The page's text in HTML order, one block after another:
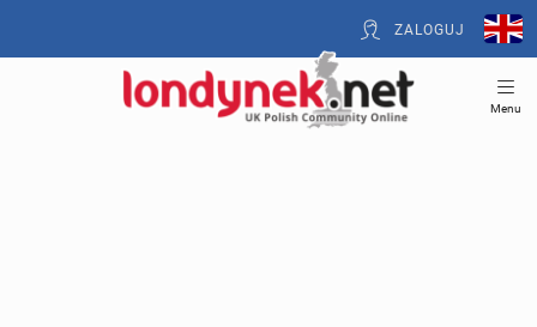
ZALOGUJ
Menu